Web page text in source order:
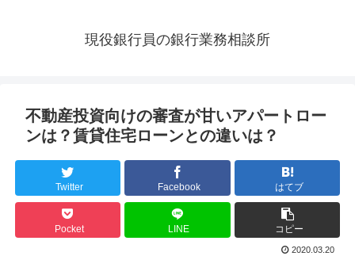
現役銀行員の銀行業務相談所
不動産投資向けの審査が甘いアパートロー
ンは？賃貸住宅ローンとの違いは？
Twitter Facebook はてブ
Pocket LINE コピー
2020.03.20